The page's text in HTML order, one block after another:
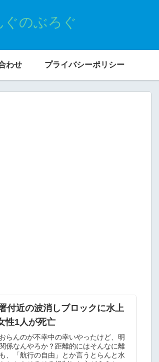
ぐのぶろぐ
わせ プライバシーポリシー
付近の波消しブロックに水上
性1人が死亡
らんのが不幸中の幸いやったけど、明
係なんやろか？距離的にはそんなに離
、「航行の自由」とか言うとらんと水